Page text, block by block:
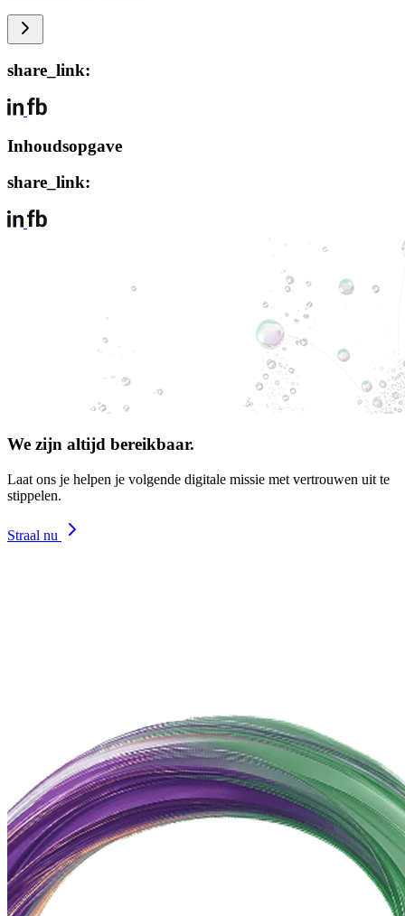
share_link:
Inhoudsopgave
share_link:
We zijn altijd bereikbaar.
Laat ons je helpen je volgende digitale missie met vertrouwen uit te
stippelen.
Straal nu